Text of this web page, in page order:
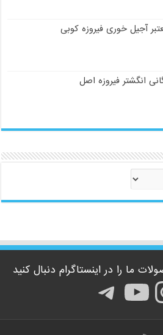
آجیل خوری فیروزه کوبی
انگشتر فیروزه اصل
ما را در اینستاگرام دنبال کنید
یوتیوب
تلگرام